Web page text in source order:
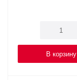
В корзину